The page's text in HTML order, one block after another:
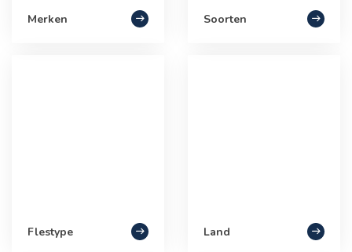
Merken Soorten
Flestype Land